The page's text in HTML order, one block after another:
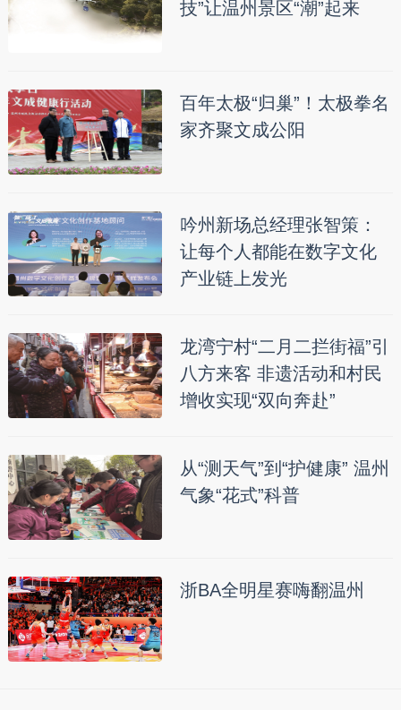
技”让温州景区“潮”起来
百年太极“归巢”！太极拳名
家齐聚文成公阳
吟州新场总经理张智策：
让每个人都能在数字文化
产业链上发光
龙湾宁村“二月二拦街福”引
八方来客 非遗活动和村民
增收实现“双向奔赴”
从“测天气”到“护健康” 温州
气象“花式”科普
浙BA全明星赛嗨翻温州